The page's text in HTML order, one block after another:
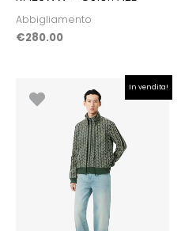
Abbigliamento
€280.00
In vendita!
prezzo
originale
era:
€190.00.
prezzo
è:
€133.00.